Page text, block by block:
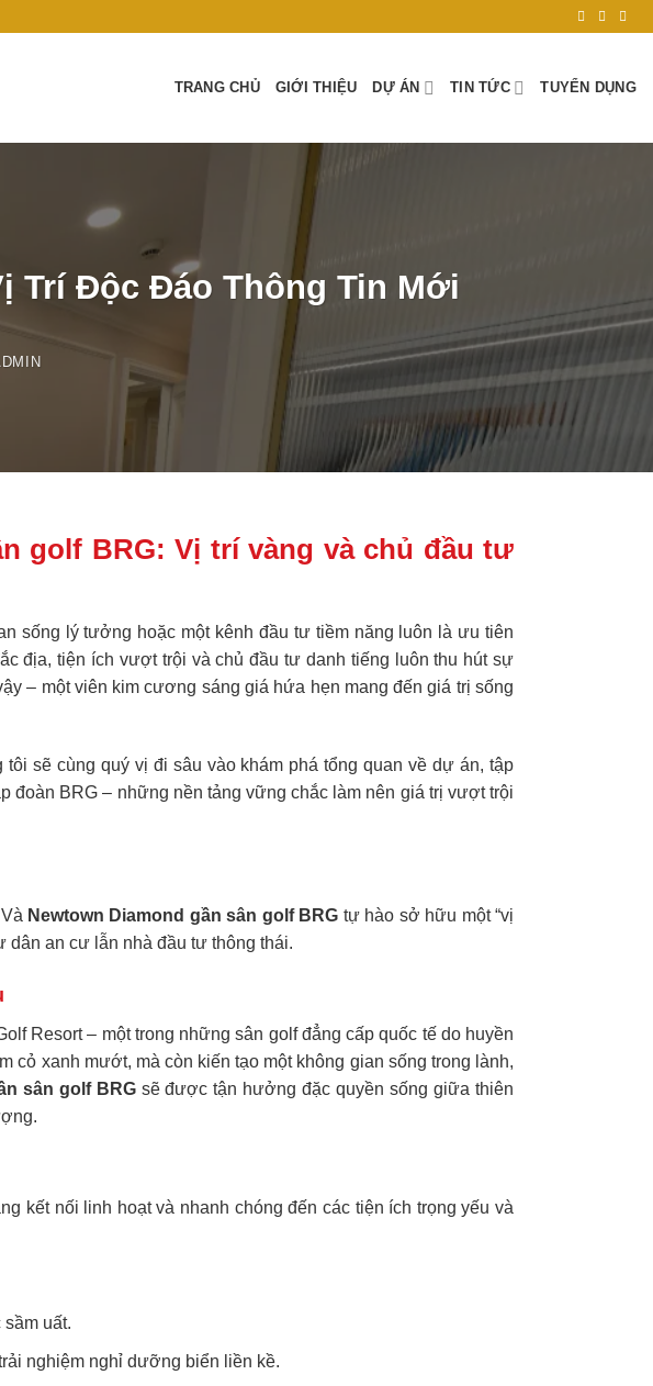
TRANG CHỦ GIỚI THIỆU DỰ ÁN TIN TỨC TUYỂN DỤNG
Trí Độc Đáo Thông Tin Mới
golf BRG: Vị trí vàng và chủ đầu tư
sống lý tưởng hoặc một kênh đầu tư tiềm năng luôn là ưu tiên
địa, tiện ích vượt trội và chủ đầu tư danh tiếng luôn thu hút sự
– một viên kim cương sáng giá hứa hẹn mang đến giá trị sống
sẽ cùng quý vị đi sâu vào khám phá tổng quan về dự án, tập
đoàn BRG – những nền tảng vững chắc làm nên giá trị vượt trội
Newtown Diamond gần sân golf BRG tự hào sở hữu một “vị
dân an cư lẫn nhà đầu tư thông thái.
Resort – một trong những sân golf đẳng cấp quốc tế do huyền
cỏ xanh mướt, mà còn kiến tạo một không gian sống trong lành,
sân golf BRGsẽ được tận hưởng đặc quyền sống giữa thiên
kết nối linh hoạt và nhanh chóng đến các tiện ích trọng yếu và
uất.
nghiệm nghỉ dưỡng biển liền kề.